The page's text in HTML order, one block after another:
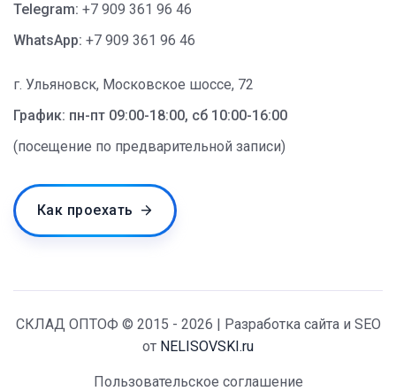
Telegram: +7 909 361 96 46
WhatsApp: +7 909 361 96 46
г. Ульяновск, Московское шоссе, 72
График: пн-пт 09:00-18:00, сб 10:00-16:00
(посещение по предварительной записи)
Как проехать
СКЛАД ОПТОФ © 2015 - 2026 | Разработка сайта и SEO
от NELISOVSKI.ru
Пользовательское соглашение